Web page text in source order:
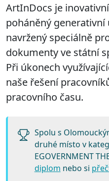
ArtInDocs je
poháněný
navržený speciálně
dokumenty ve státní
Při úkonech
naše řešení
pracovního času.
Spolu s
druhé místo v
EGOVERNMENT
diplom nebo si